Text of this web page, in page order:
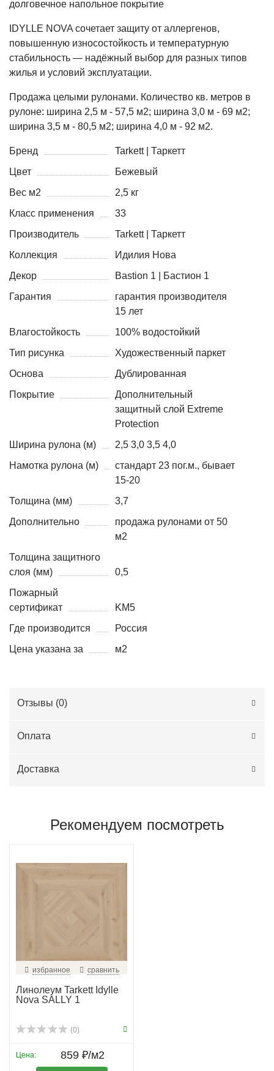
долговечное напольное покрытие
IDYLLE NOVA сочетает защиту от аллергенов,
повышенную износостойкость и температурную
стабильность — надёжный выбор для разных типов
жилья и условий эксплуатации.
Продажа целыми рулонами. Количество кв. метров в
рулоне: ширина 2,5 м - 57,5 м2; ширина 3,0 м - 69 м2;
ширина 3,5 м - 80,5 м2; ширина 4,0 м - 92 м2.
Бренд
Tarkett | Таркетт
Цвет
Бежевый
Вес м2
2,5 кг
Класс применения
33
Производитель
Tarkett | Таркетт
Коллекция
Идилия Нова
Декор
Bastion 1 | Бастион 1
Гарантия
гарантия производителя
15 лет
Влагостойкость
100% водостойкий
Тип рисунка
Художественный паркет
Основа
Дублированная
Покрытие
Дополнительный
защитный слой Extreme
Protection
Ширина рулона (м)
2,5 3,0 3,5 4,0
Намотка рулона (м)
стандарт 23 пог.м., бывает
15-20
Толщина (мм)
3,7
Дополнительно
продажа рулонами от 50
м2
Толщина защитного
слоя (мм)
0,5
Пожарный
сертификат
KM5
Где производится
Россия
Цена указана за
м2
Отзывы (0)
Оплата
Доставка
Рекомендуем посмотреть
избранное сравнить
Линолеум Tarkett Idylle
Nova SALLY 1
(0)
Цена: 859 ₽/м2